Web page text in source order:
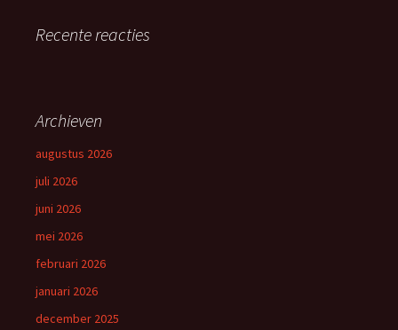
Recente reacties
Archieven
augustus 2026
juli 2026
juni 2026
mei 2026
februari 2026
januari 2026
december 2025